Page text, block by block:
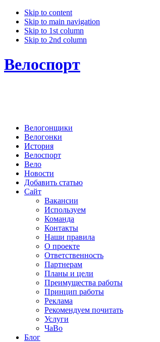
Skip to content
Skip to main navigation
Skip to 1st column
Skip to 2nd column
Велоспорт
Велогонщики
Велогонки
История
Велоспорт
Вело
Новости
Добавить статью
Сайт
Вакансии
Используем
Команда
Контакты
Наши правила
О проекте
Ответственность
Партнерам
Планы и цели
Преимущества работы
Принцип работы
Реклама
Рекомендуем почитать
Услуги
ЧаВо
Блог